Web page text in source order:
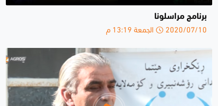
برنامج مراسلونا
2020/07/10 الجمعة 13:19 م